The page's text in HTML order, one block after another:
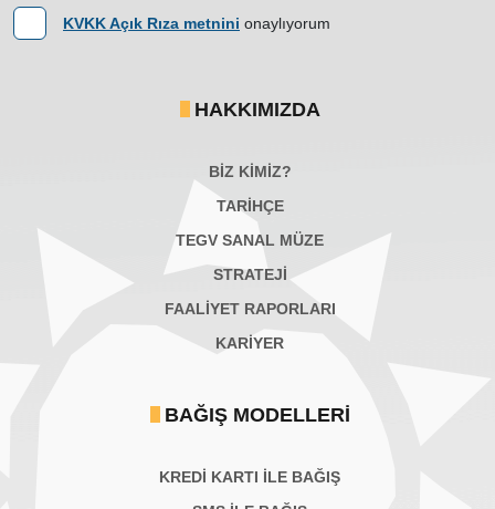
KVKK Açık Rıza metnini onaylıyorum
HAKKIMIZDA
BİZ KİMİZ?
TARİHÇE
TEGV SANAL MÜZE
STRATEJİ
FAALİYET RAPORLARI
KARIYER
BAĞIŞ MODELLERI
KREDİ KARTI İLE BAĞIŞ